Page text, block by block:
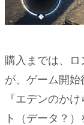
歩外
に出
なり
厳し
い
3.
購入までは、
が、ゲーム開始
『エデンのか
ト（データ？